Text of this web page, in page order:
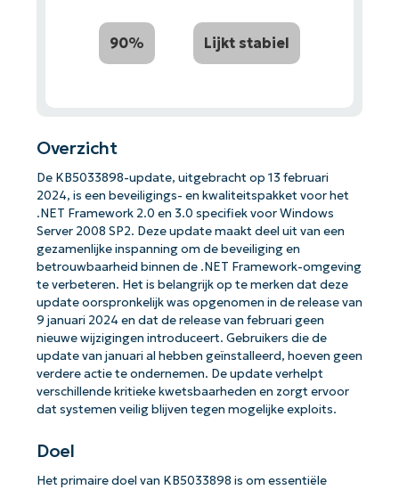
90% Lijkt stabiel
Overzicht
De KB5033898-update, uitgebracht op 13 februari
2024, is een beveiligings- en kwaliteitspakket voor het
.NET Framework 2.0 en 3.0 specifiek voor Windows
Server 2008 SP2. Deze update maakt deel uit van een
gezamenlijke inspanning om de beveiliging en
betrouwbaarheid binnen de .NET Framework-omgeving
te verbeteren. Het is belangrijk op te merken dat deze
update oorspronkelijk was opgenomen in de release van
9 januari 2024 en dat de release van februari geen
nieuwe wijzigingen introduceert. Gebruikers die de
update van januari al hebben geïnstalleerd, hoeven geen
verdere actie te ondernemen. De update verhelpt
verschillende kritieke kwetsbaarheden en zorgt ervoor
dat systemen veilig blijven tegen mogelijke exploits.
Doel
Het primaire doel van KB5033898 is om essentiële